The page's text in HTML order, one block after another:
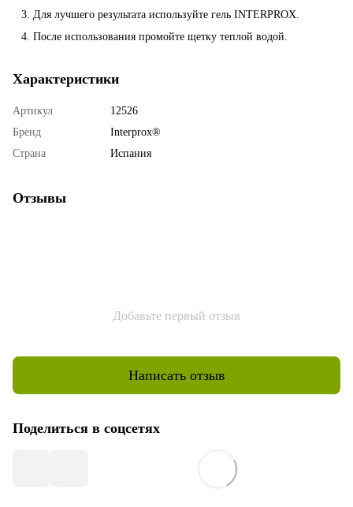
Для лучшего результата используйте гель INTERPROX.
После использования промойте щетку теплой водой.
Характеристики
Артикул
12526
Бренд
Interprox®
Страна
Испания
Отзывы
Добавьте первый отзыв
Написать отзыв
Поделиться в соцсетях